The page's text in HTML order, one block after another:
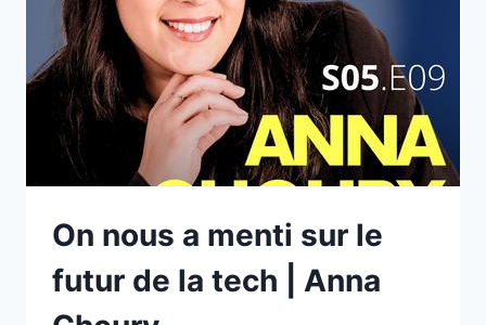
COMBAT
INATTENDU
|
MAUD
SARDA
On nous a menti sur le
futur de la tech | Anna